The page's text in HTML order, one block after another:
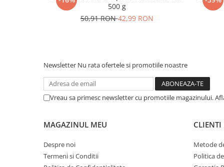
500 g
50,91 RON42,99 RON
Newsletter Nu rata ofertele si promotiile noastre
Vreau sa primesc newsletter cu promotiile magazinului.
MAGAZINUL MEU
Despre noi
Termeni si Conditii
CLIENTI
Metode
Politica